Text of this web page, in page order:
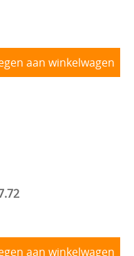
aan winkelwagen
aan winkelwagen